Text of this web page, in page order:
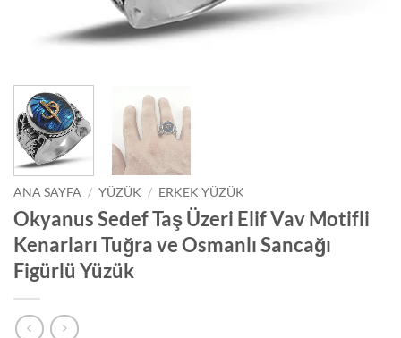
ANA SAYFA / YÜZÜK / ERKEK YÜZÜK
Okyanus Sedef Taş Üzeri Elif Vav Motifli
Kenarları Tuğra ve Osmanlı Sancağı
Figürlü Yüzük